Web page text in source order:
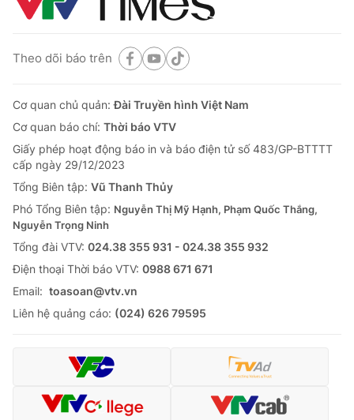
Theo dõi báo trên
Cơ quan chủ quản:Đài Truyền hình Việt Nam
Cơ quan báo chí: Thời báo VTV
Giấy phép hoạt động báo in và báo điện tử số 483/GP-BTTTT
cấp ngày 29/12/2023
Tổng Biên tập: Vũ Thanh Thủy
Phó Tổng Biên tập: Nguyễn Thị Mỹ Hạnh, Phạm Quốc Thắng,
Nguyễn Trọng Ninh
Tổng đài VTV: 024.38 355 931 - 024.38 355 932
Ðiện thoại Thời báo VTV: 0988 671 671
Email: toasoan@vtv.vn
Liên hệ quảng cáo: (024) 626 79595